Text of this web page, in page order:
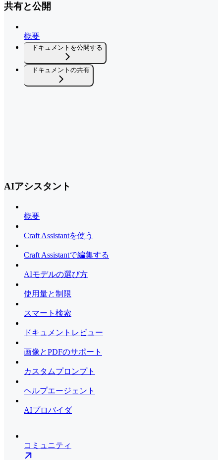
共有と公開
概要
ドキュメントを公開する
ドキュメントの共有
AIアシスタント
概要
Craft Assistantを使う
Craft Assistantで編集する
AIモデルの選び方
使用量と制限
スマート検索
ドキュメントレビュー
画像とPDFのサポート
カスタムプロンプト
ヘルプエージェント
AIプロバイダ
コミュニティ